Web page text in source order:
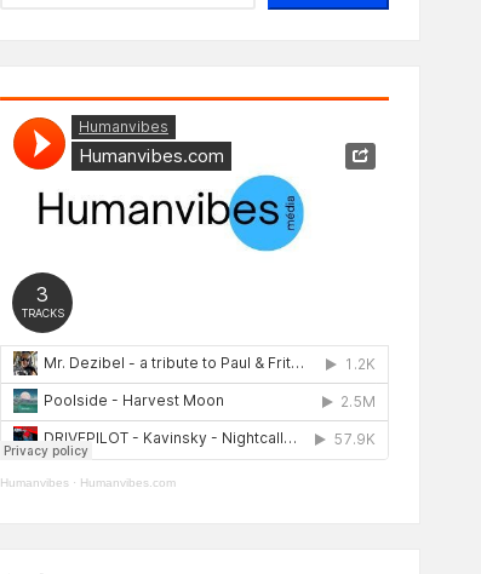
Humanvibes· Humanvibes.com